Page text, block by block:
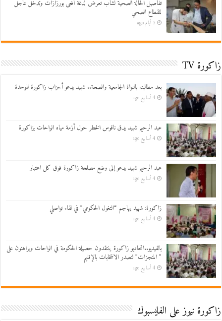
تفاصيل الحالة الصحية لشاب تعرض لدغة أفعى بورزازات وتدخل عاجل
للقطاع الصحي
5 أيام ago
زاكورة TV
بعد مطالبته بالنواة الجامعية والصحة.. شهيد يدعو أحزاب زاكورة للوحدة
4 أسابيع ago
عبد الرحيم شهيد يدق ناقوس الخطر حول أزمة مياه الواحات بزاكورة
4 أسابيع ago
عبد الرحيم شهيد يدعو إلى وضع مصلحة زاكورة فوق كل اعتبار
4 أسابيع ago
زاكورة: شهيد يهاجم “التغول الحكومي” في لقاء تواصلي
4 أسابيع ago
بالفيديو..اتحاديو زاكورة ينتقدون حصيلة الحكومة في الواحات ويراهنون على
” المنجزات” لتصدر الانتخابات بالإقليم
4 أسابيع ago
زاكورة نيوز على الفايسبوك